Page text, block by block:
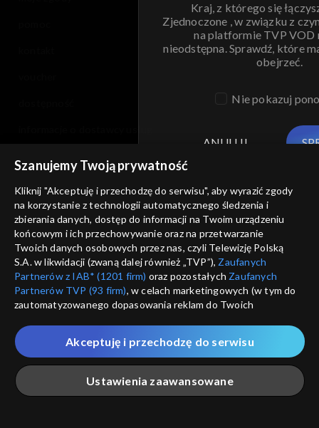
Kraj, z którego się
Zjednoczone , w związku z
na platformie TVP VOD
nieodstępna. Sprawdź, które
obejrzeć.
Nie pokazuj
ANULUJ
Szanujemy Twoją prywatność
Kliknij "Akceptuję i przechodzę do serwisu", aby wyrazić zgody
na korzystanie z technologii automatycznego śledzenia i
zbierania danych, dostęp do informacji na Twoim urządzeniu
końcowym i ich przechowywanie oraz na przetwarzanie
Twoich danych osobowych przez nas, czyli Telewizję Polską
S.A. w likwidacji (zwaną dalej również „TVP”), Zaufanych
Partnerów z IAB* (1201 firm) oraz pozostałych Zaufanych
Partnerów TVP (93 firm), w celach marketingowych (w tym do
zautomatyzowanego dopasowania reklam do Twoich
które wskazujemy poniżej, a także zgody na udostępnianie
przez nas identyfikatora PPID do Google.
Twoje dane osobowe zbierane podczas odwiedzania przez
Ciebie naszych
poszczególnych serwisówzwanych dalej
„Portalem”, w tym informacje zapisywane za pomocą
Ustawienia zaawansowane
Akceptuję i przechodzę do serwisu